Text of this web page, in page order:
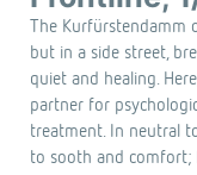
The Kurfürstendamm
but in a side street,
quiet and healing.
partner for
treatment. In neutral
to sooth and comfort;